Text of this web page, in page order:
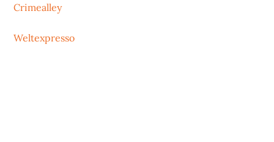
Crimealley
Weltexpresso